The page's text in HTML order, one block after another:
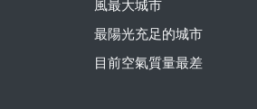
風最大城市
最陽光充足的城市
目前空氣質量最差